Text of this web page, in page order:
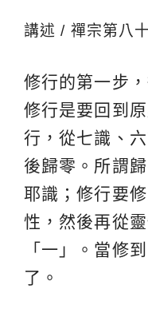
講述 / 禪宗第八
修行的第一步
修行是要回到
行，從七識、
後歸零。所謂
耶識；修行要
性，然後再從
「一」。當修
了。